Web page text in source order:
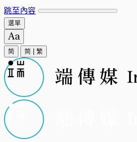
跳至內容
選單
简 简 繁